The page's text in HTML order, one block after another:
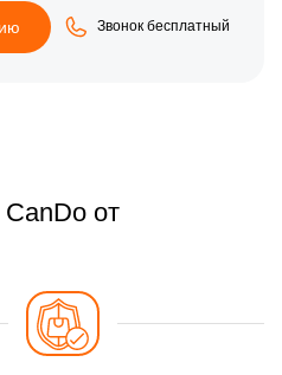
Звонок бесплатный
от